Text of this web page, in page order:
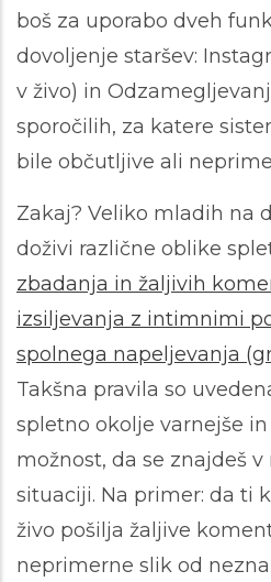
boš za uporabo dveh
dovoljenje staršev:
v živo) in
sporočilih, za katere
bile občutljive ali
Zakaj? Veliko mladih na
doživi različne oblike
zbadanja in žaljivih
izsiljevanja z intimnimi
spolnega napeljevanja
Takšna pravila so
spletno okolje varnejše
možnost, da se znajdeš
situaciji. Na primer: da ti
živo pošilja žaljive
neprimerne slik od